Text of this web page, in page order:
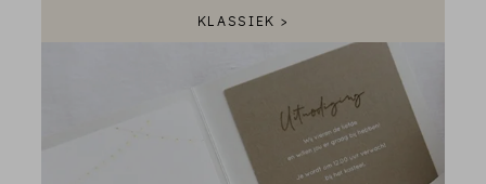
KLASSIEK >